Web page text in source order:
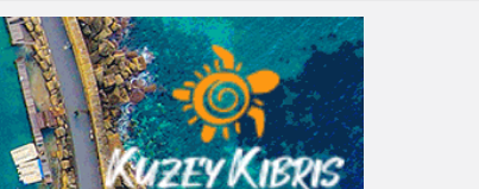
Gündüz Modu
Gündüz modunu seçin.